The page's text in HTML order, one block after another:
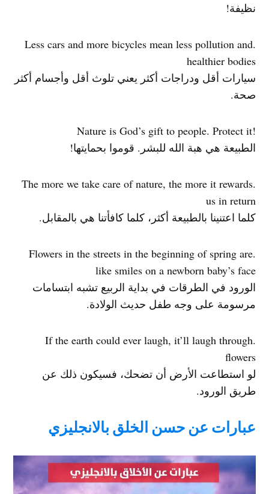
نظيفة!
.Less cars and more bicycles mean less pollution and
healthier bodies
سيارات أقل ودراجات أكثر يعني تلوث أقل وأجسام أكثر
صحة.
!Nature is God’s gift to people. Protect it
الطبيعة هي هبة الله للبشر. قوموا بحمايتها!
.The more we take care of nature, the more it rewards
us in return
كلما اعتنينا بالطبيعة أكثر، كلما كافأتنا هي بالمقابل.
.Flowers in the streets in the beginning of spring are
like smiles on a newborn baby’s face
الورود في الطرقات في بداية الربيع تشبه ابتسامات
مرسومة على وجه طفل حديث الولادة.
.If the earth could ever laugh, it’ll laugh through
flowers
لو استطاعت الأرض أن تضحك، فسيكون ذلك عن
طريق الورود.
عبارات عن حسن الخلق بالانجليزي